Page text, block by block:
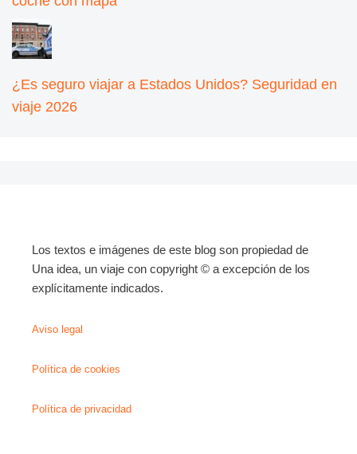
¿Es seguro viajar a Estados Unidos? Seguridad en
viaje 2026
Los textos e imágenes de este blog son propiedad de
Una idea, un viaje con copyright © a excepción de los
explícitamente indicados.
Aviso legal
Política de cookies
Política de privacidad